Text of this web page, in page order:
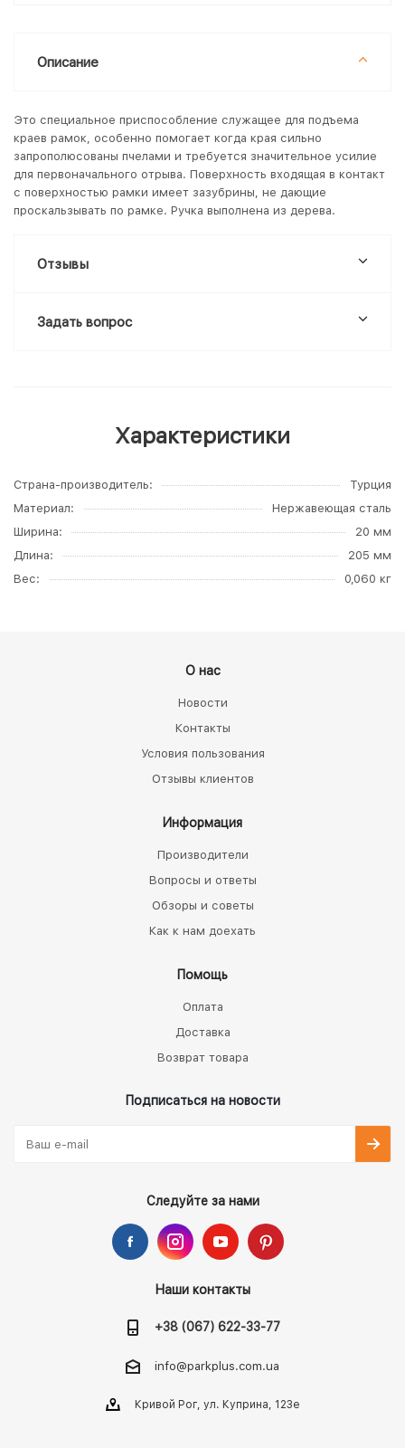
Описание
Это специальное приспособление служащее для подъема
краев рамок, особенно помогает когда края сильно
запрополюсованы пчелами и требуется значительное усилие
для первоначального отрыва. Поверхность входящая в контакт
с поверхностью рамки имеет зазубрины, не дающие
проскальзывать по рамке. Ручка выполнена из дерева.
Отзывы
Задать вопрос
Характеристики
Страна-производитель
Турция
Материал
Нержавеющая сталь
Ширина
20 мм
Длина
205 мм
Вес
0,060 кг
О нас
Новости
Контакты
Условия пользования
Отзывы клиентов
Информация
Производители
Вопросы и ответы
Обзоры и советы
Как к нам доехать
Помощь
Оплата
Доставка
Возврат товара
Подписаться на новости
Следуйте за нами
Наши контакты
+38 (067) 622-33-77
info@parkplus.com.ua
Кривой Рог, ул. Куприна, 123е